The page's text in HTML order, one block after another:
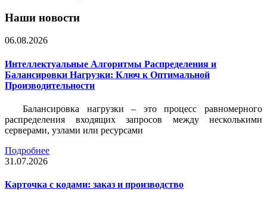
Наши новости
06.08.2026
Интеллектуальные Алгоритмы Распределения и
Балансировки Нагрузки: Ключ к Оптимальной
Производительности
Балансировка нагрузки – это процесс равномерного
распределения входящих запросов между несколькими
серверами, узлами или ресурсами
Подробнее
31.07.2026
Карточка c кодами: заказ и производство